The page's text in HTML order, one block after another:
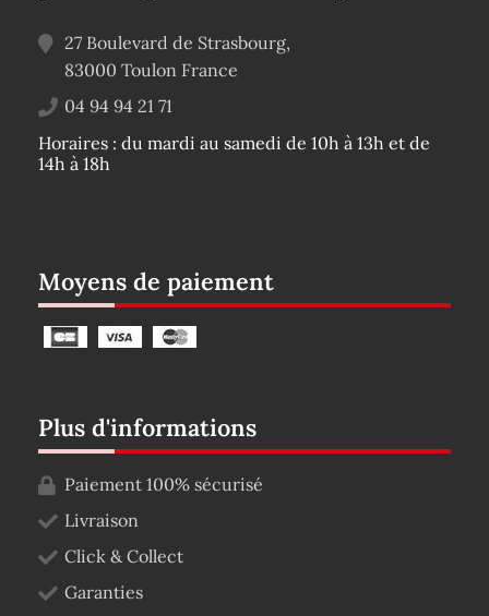
27 Boulevard de Strasbourg,
83000 Toulon France
04 94 94 21 71
Horaires : du mardi au samedi de 10h à 13h et de
14h à 18h
Moyens de paiement
Plus d'informations
Paiement 100% sécurisé
Livraison
Click & Collect
Garanties